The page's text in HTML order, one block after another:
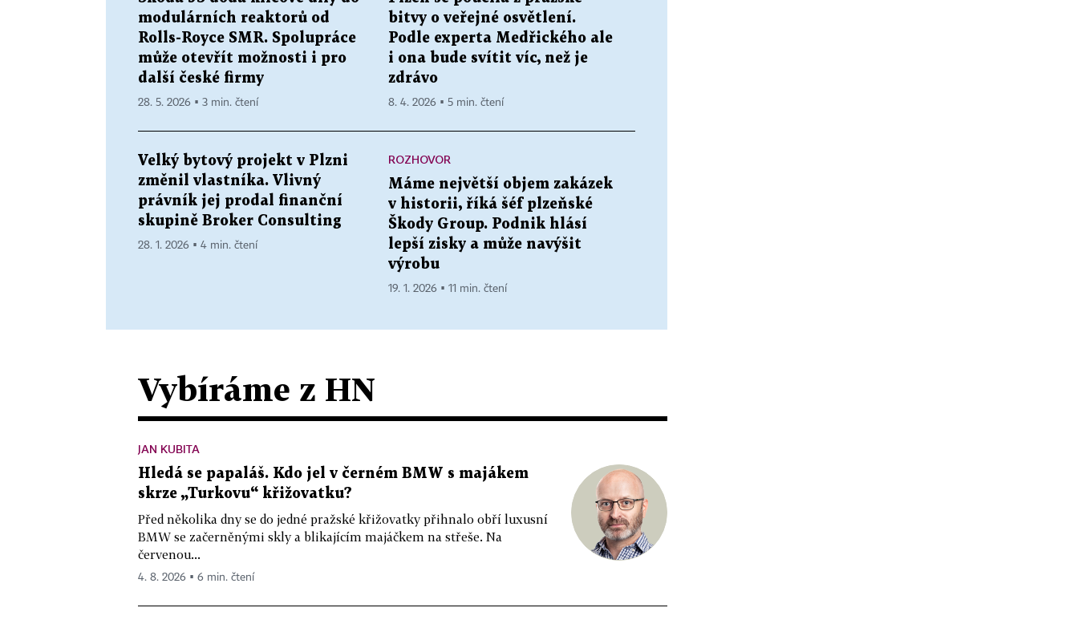
modulárních reaktorů od
Rolls-Royce SMR. Spolupráce
může otevřít možnosti i pro
další české firmy
28. 5. 2026 ▪ 3 min. čtení
bitvy o veřejné osvětlení.
Podle experta Medřického ale
i ona bude svítit víc, než je
zdrávo
8. 4. 2026 ▪ 5 min. čtení
Velký bytový projekt v Plzni
změnil vlastníka. Vlivný
právník jej prodal finanční
skupině Broker Consulting
28. 1. 2026 ▪ 4 min. čtení
ROZHOVOR
Máme největší objem zakázek
v historii, říká šéf plzeňské
Škody Group. Podnik hlásí
lepší zisky a může navýšit
výrobu
19. 1. 2026 ▪ 11 min. čtení
Vybíráme z HN
JAN KUBITA
Hledá se papaláš. Kdo jel v černém BMW s majákem
skrze „Turkovu“ křižovatku?
Před několika dny se do jedné pražské křižovatky přihnalo obří luxusní
BMW se začerněnými skly a blikajícím majáčkem na střeše. Na
červenou...
4. 8. 2026 ▪ 6 min. čtení